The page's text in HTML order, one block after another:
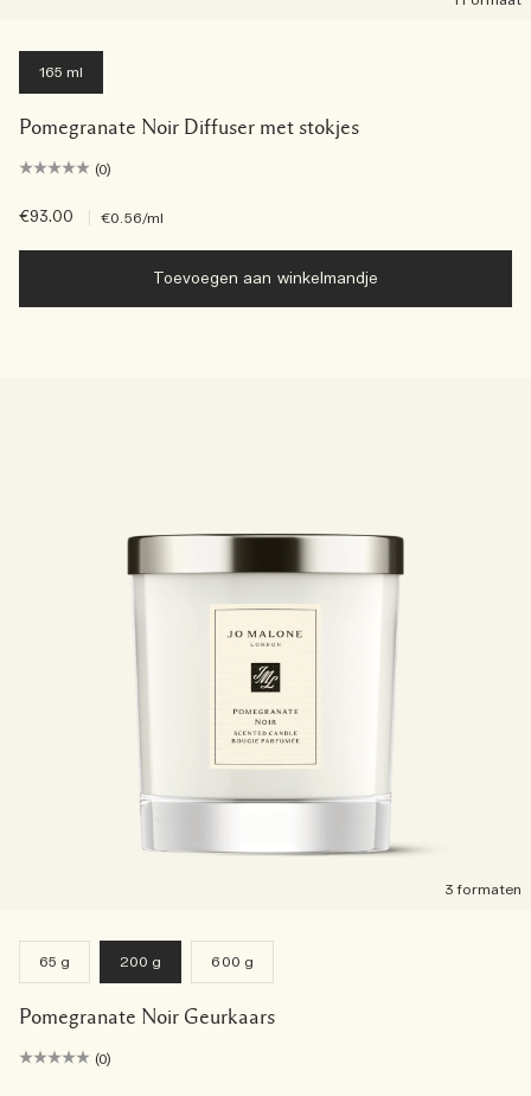
165 ml
Pomegranate Noir Diffuser met stokjes
(0)
€93.00 €0.56/ml
Toevoegen aan winkelmandje
3 formaten
65 g 200 g 600 g
Pomegranate Noir Geurkaars
(0)